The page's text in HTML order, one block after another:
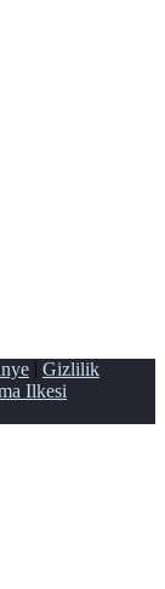
| Gizlilik
Ilkesi